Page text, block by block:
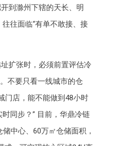
到滁州下辖的天长、明
往面临“有单不敢接、接
扩张时，必须前置评估冷
不要只看一线城市的仓
门店，能不能做到48小时
同步？” 目前，华鼎冷链
中心、60万㎡仓储面积，